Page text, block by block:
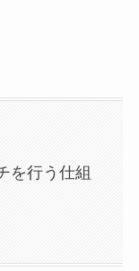
を行う仕組